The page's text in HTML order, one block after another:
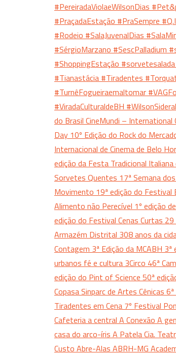
#PereiradaViolaeWilsonDias
#PraçadaEstação #PraSempre
#Rodeio #SalaJuvenalDias
#SérgioMarzano #SescPalladium
#ShoppingEstação #sorvetesalada
#Tianastácia #Tiradentes
#TurnêFogueiraemaltomar
#ViradaCulturaldeBH #WilsonSideral
do Brasil CineMundi –
Day 10º Edição do Rock do
Internacional de Cinema de Belo
edição da Festa Tradicional
Sorvetes Quentes 17ª Semana
Movimento 19ª edição do
Alimento não Perecível 1º edição
edição do Festival Cenas Curtas
Armazém Distrital 308 anos da
Contagem 3ª Edição da MCABH 3ª
urbanos fé e cultura 3Circo 46ª
edição do Pint of Science 50ª
Copasa Sinparc de Artes Cênicas
Tiradentes em Cena 7º Festival
Cafeteriaa central A Conexão A
casa do arco-íris A Patela Cia.
Custo Abre-Alas ABRH-MG